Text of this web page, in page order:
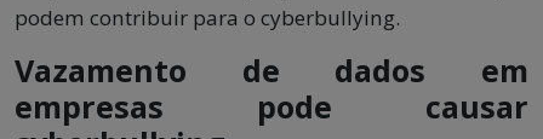
podem contribuir para o cyberbullying.
Vazamento de dados em
empresas pode causar